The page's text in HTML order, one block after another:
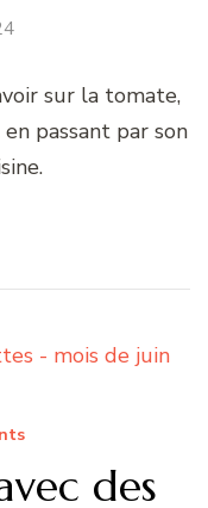
sur la tomate,
passant par son
des